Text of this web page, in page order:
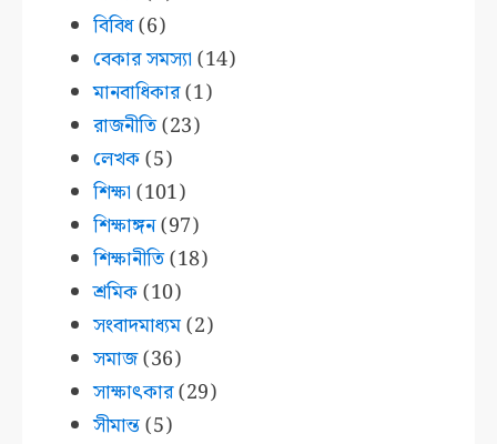
বিবিধ(6)
বেকার সমস্যা (14)
মানবাধিকার(1)
রাজনীতি(23)
লেখক(5)
শিক্ষা (101)
শিক্ষাঙ্গন(97)
শিক্ষানীতি(18)
শ্রমিক(10)
সংবাদমাধ্যম(2)
সমাজ(36)
সাক্ষাৎকার(29)
সীমান্ত(5)